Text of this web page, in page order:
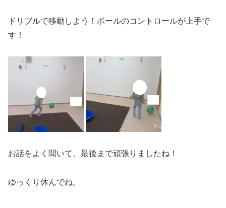
ドリブルで移動しよう！ボールのコントロールが上手で
す！
お話をよく聞いて、最後まで頑張りましたね！
ゆっくり休んでね。